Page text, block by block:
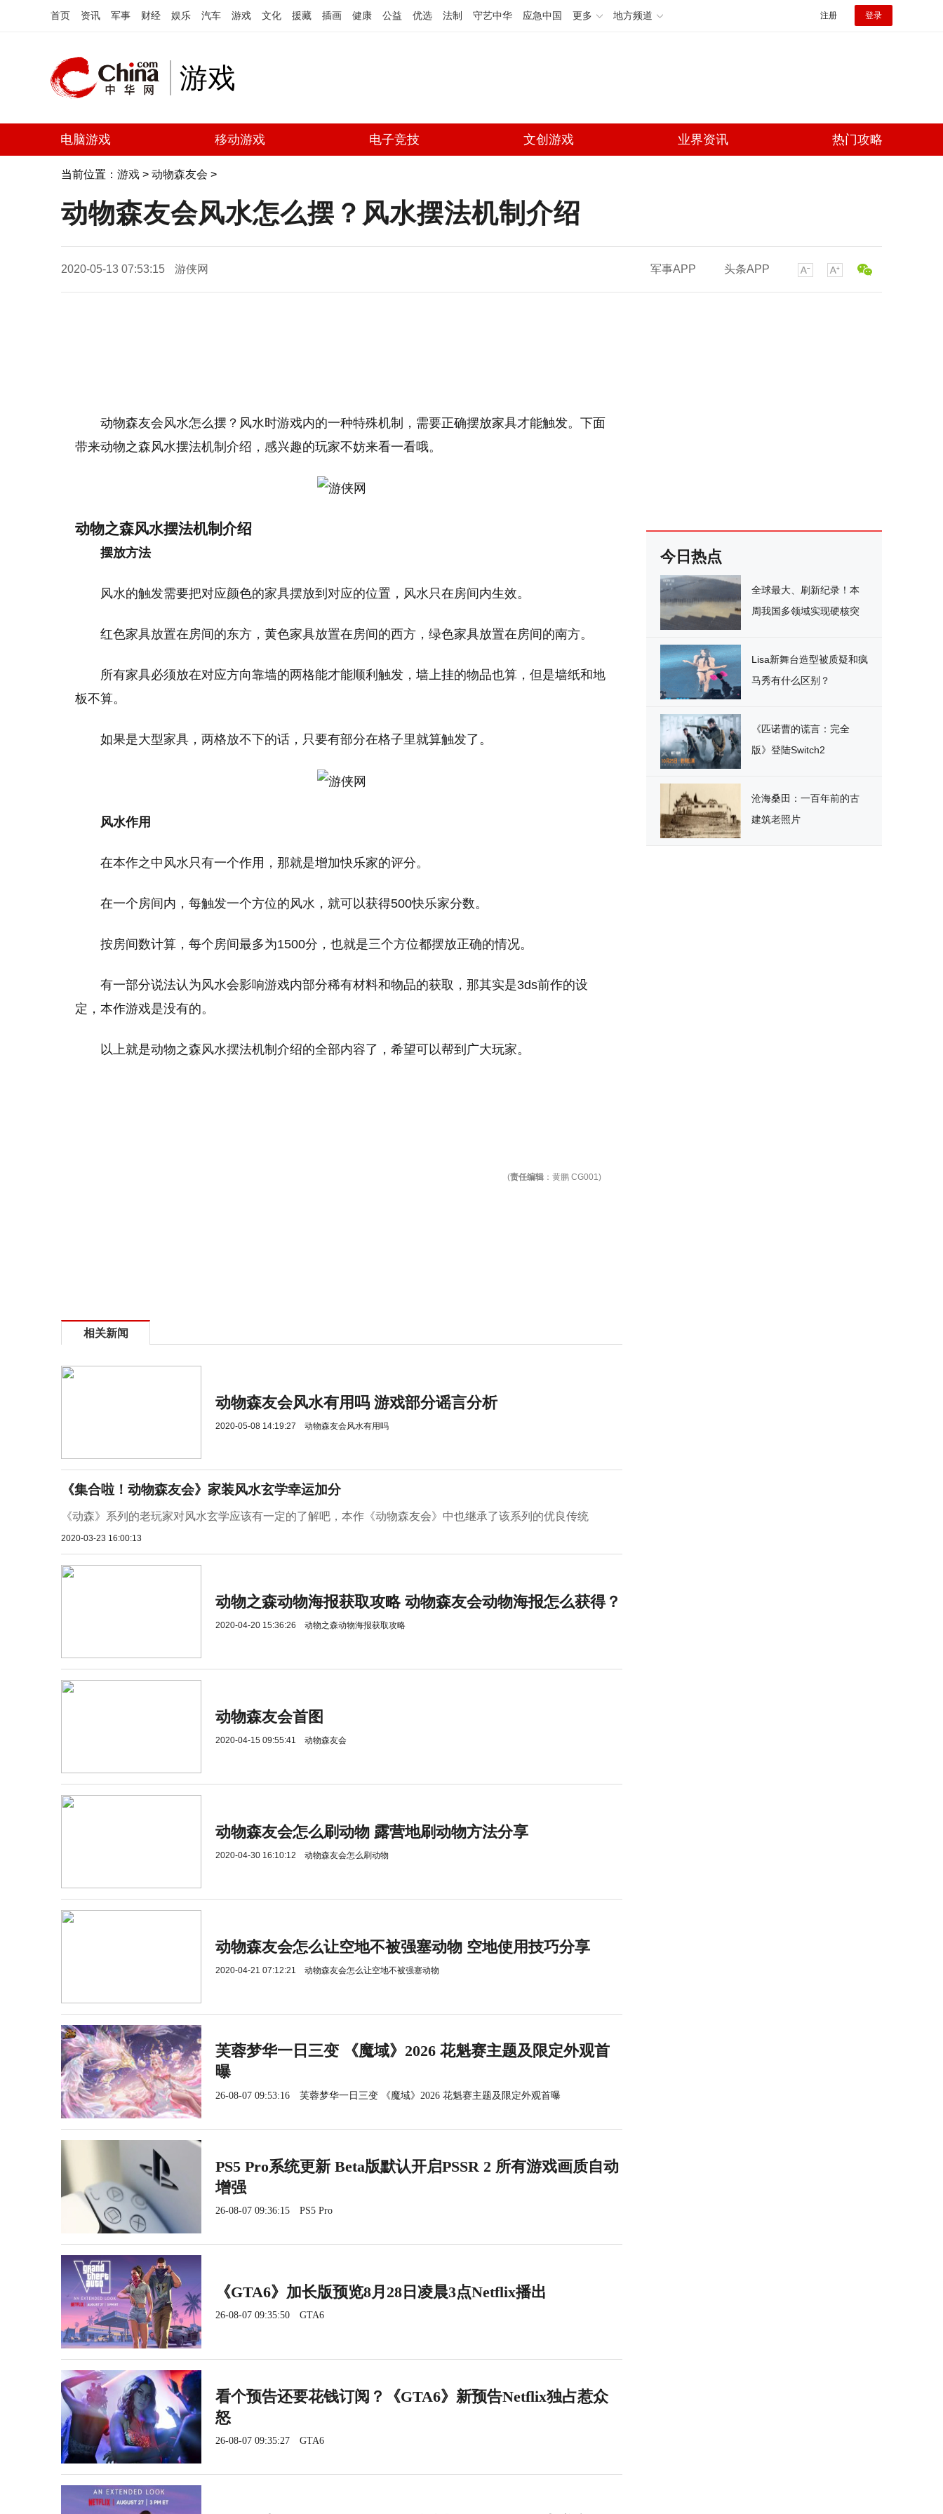
首页 资讯 军事 财经 娱乐 汽车 游戏 文化 援藏 插画 健康 公益 优选 法制 守艺中华 应急中国 更多 地方频道 注册 登录
游戏
电脑游戏 移动游戏 电子竞技 文创游戏 业界资讯 热门攻略
当前位置： 游戏 > 动物森友会 >
动物森友会风水怎么摆？风水摆法机制介绍
2020-05-13 07:53:15 游侠网 军事APP 头条APP
动物森友会风水怎么摆？风水时游戏内的一种特殊机制，需要正确摆放家具才能触发。下面
带来动物之森风水摆法机制介绍，感兴趣的玩家不妨来看一看哦。
动物之森风水摆法机制介绍
摆放方法
风水的触发需要把对应颜色的家具摆放到对应的位置，风水只在房间内生效。
红色家具放置在房间的东方，黄色家具放置在房间的西方，绿色家具放置在房间的南方。
所有家具必须放在对应方向靠墙的两格能才能顺利触发，墙上挂的物品也算，但是墙纸和地
板不算。
如果是大型家具，两格放不下的话，只要有部分在格子里就算触发了。
风水作用
在本作之中风水只有一个作用，那就是增加快乐家的评分。
在一个房间内，每触发一个方位的风水，就可以获得500快乐家分数。
按房间数计算，每个房间最多为1500分，也就是三个方位都摆放正确的情况。
有一部分说法认为风水会影响游戏内部分稀有材料和物品的获取，那其实是3ds前作的设
定，本作游戏是没有的。
以上就是动物之森风水摆法机制介绍的全部内容了，希望可以帮到广大玩家。
(责任编辑 ：黄鹏 CG001)
相关新闻
动物森友会风水有用吗 游戏部分谣言分析
2020-05-08 14:19:27 动物森友会风水有用吗
《集合啦！动物森友会》家装风水玄学幸运加分
《动森》系列的老玩家对风水玄学应该有一定的了解吧，本作《动物森友会》中也继承了该系列的优良传统
2020-03-23 16:00:13
动物之森动物海报获取攻略 动物森友会动物海报怎么获得？
2020-04-20 15:36:26 动物之森动物海报获取攻略
动物森友会首图
2020-04-15 09:55:41 动物森友会
动物森友会怎么刷动物 露营地刷动物方法分享
2020-04-30 16:10:12 动物森友会怎么刷动物
动物森友会怎么让空地不被强塞动物 空地使用技巧分享
2020-04-21 07:12:21 动物森友会怎么让空地不被强塞动物
芙蓉梦华一日三变 《魔域》2026 花魁赛主题及限定外观首
曝
26-08-07 09:53:16 芙蓉梦华一日三变 《魔域》2026 花魁赛主题及限定外观首曝
PS5 Pro系统更新 Beta版默认开启PSSR 2 所有游戏画质自动
增强
26-08-07 09:36:15 PS5 Pro
《GTA6》加长版预览8月28日凌晨3点Netflix播出
26-08-07 09:35:50 GTA6
看个预告还要花钱订阅？《GTA6》新预告Netflix独占惹众
怒
26-08-07 09:35:27 GTA6
今日热点
全球最大、刷新纪录！本
周我国多领域实现硬核突
Lisa新舞台造型被质疑和疯
马秀有什么区别？
《匹诺曹的谎言：完全
版》登陆Switch2
沧海桑田：一百年前的古
建筑老照片